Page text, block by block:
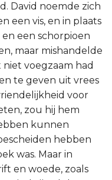
David noemde zich
een vis, en in plaats
een schorpioen
maar mishandelde
voegzaam had
te geven uit vrees
voor
zou hij hem
kunnen
hebben
was. Maar in
en woede, zoals